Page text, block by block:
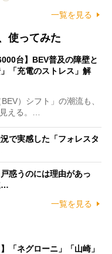
一覧を見る
使ってみた
台】BEV普及の障壁と
「充電のストレス」解
）シフト」の潮流も、
える。…
で実感した「フォレスタ
惑うのには理由があっ
…
一覧を見る
「ネグローニ」「山崎」